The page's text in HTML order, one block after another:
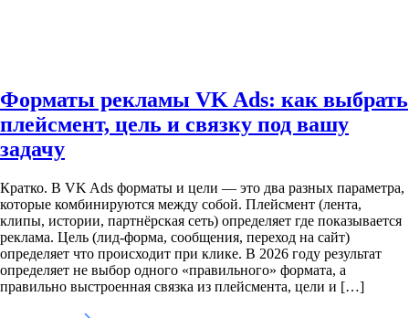
Форматы рекламы VK Ads: как выбрать
плейсмент, цель и связку под вашу
задачу
Кратко. В VK Ads форматы и цели — это два разных параметра,
которые комбинируются между собой. Плейсмент (лента,
клипы, истории, партнёрская сеть) определяет где показывается
реклама. Цель (лид-форма, сообщения, переход на сайт)
определяет что происходит при клике. В 2026 году результат
определяет не выбор одного «правильного» формата, а
правильно выстроенная связка из плейсмента, цели и […]